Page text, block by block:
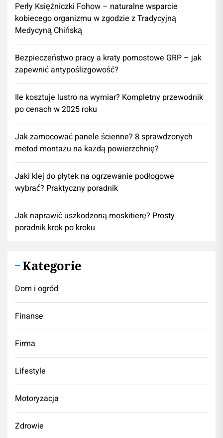
Perły Księżniczki Fohow – naturalne wsparcie
kobiecego organizmu w zgodzie z Tradycyjną
Medycyną Chińską
Bezpieczeństwo pracy a kraty pomostowe GRP – jak
zapewnić antypoślizgowość?
Ile kosztuje lustro na wymiar? Kompletny przewodnik
po cenach w 2025 roku
Jak zamocować panele ścienne? 8 sprawdzonych
metod montażu na każdą powierzchnię?
Jaki klej do płytek na ogrzewanie podłogowe
wybrać? Praktyczny poradnik
Jak naprawić uszkodzoną moskitierę? Prosty
poradnik krok po kroku
Kategorie
Dom i ogród
Finanse
Firma
Lifestyle
Motoryzacja
Zdrowie